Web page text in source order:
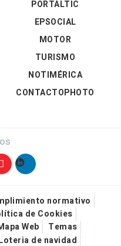
PORTALTIC
EPSOCIAL
MOTOR
TURISMO
NOTIMÉRICA
CONTACTOPHOTO
normativo
de Cookies
Web
Temas
de navidad